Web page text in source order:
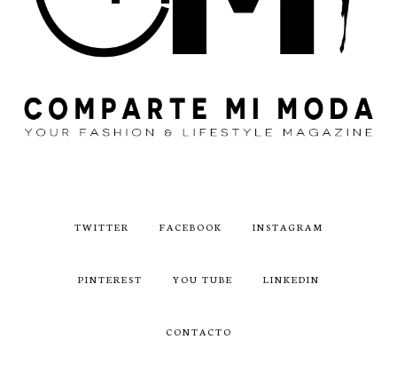
TWITTER FACEBOOK INSTAGRAM
PINTEREST YOU TUBE LINKEDIN
CONTACTO